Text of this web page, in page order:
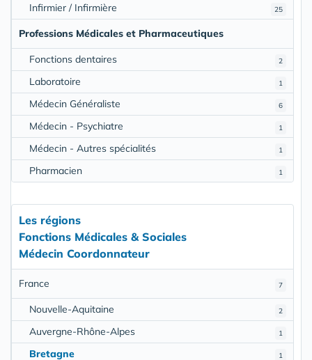
25
Infirmier / Infirmière
Professions Médicales et Pharmaceutiques
2
Fonctions dentaires
1
Laboratoire
6
Médecin Généraliste
1
Médecin - Psychiatre
1
Médecin - Autres spécialités
1
Pharmacien
Les régions
Fonctions Médicales & Sociales
Médecin Coordonnateur
7
France
2
Nouvelle-Aquitaine
1
Auvergne-Rhône-Alpes
1
Bretagne